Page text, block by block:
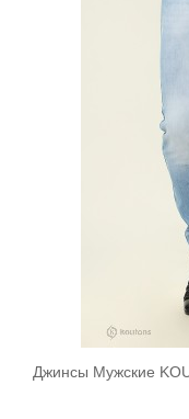
Джинсы Мужские